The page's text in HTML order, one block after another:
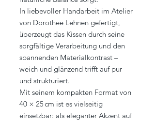
In liebevoller Handarbeit im Atelier
von Dorothee Lehnen gefertigt,
überzeugt das Kissen durch seine
sorgfältige Verarbeitung und den
spannenden Materialkontrast –
weich und glänzend trifft auf pur
und strukturiert.
Mit seinem kompakten Format von
40 × 25 cm ist es vielseitig
einsetzbar: als eleganter Akzent auf